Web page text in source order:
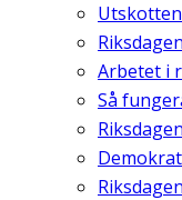
Arbetet i
Så